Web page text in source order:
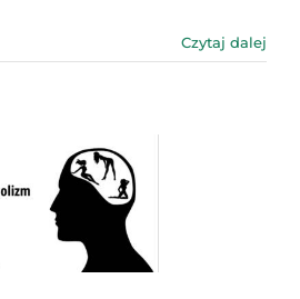
Czytaj dalej